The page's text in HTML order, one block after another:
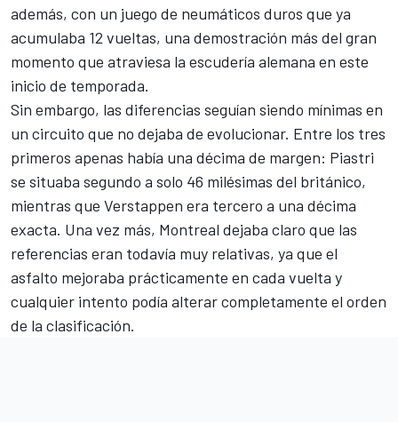
además, con un juego de neumáticos duros que ya
acumulaba 12 vueltas, una demostración más del gran
momento que atraviesa la escudería alemana en este
inicio de temporada.
Sin embargo, las diferencias seguían siendo mínimas en
un circuito que no dejaba de evolucionar. Entre los tres
primeros apenas había una décima de margen: Piastri
se situaba segundo a solo 46 milésimas del británico,
mientras que Verstappen era tercero a una décima
exacta. Una vez más, Montreal dejaba claro que las
referencias eran todavía muy relativas, ya que el
asfalto mejoraba prácticamente en cada vuelta y
cualquier intento podía alterar completamente el orden
de la clasificación.